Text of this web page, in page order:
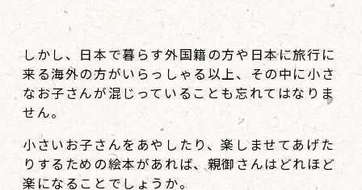
しかし、日本で暮らす外国籍の方や日本に旅行に
来る海外の方がいらっしゃる以上、その中に小さ
なお子さんが混じっていることも忘れてはなりま
せん。
小さいお子さんをあやしたり、楽しませてあげた
りするための絵本があれば、親御さんはどれほど
楽になることでしょうか。